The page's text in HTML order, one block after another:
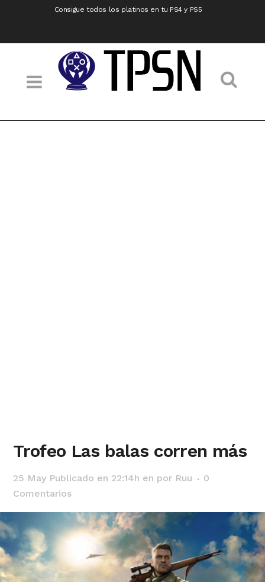
Consigue todos los platinos en tu PS4 y PS5
Trofeo Las balas corren más
25 May Publicado en 22:14h en por Ruu
0
Comentarios